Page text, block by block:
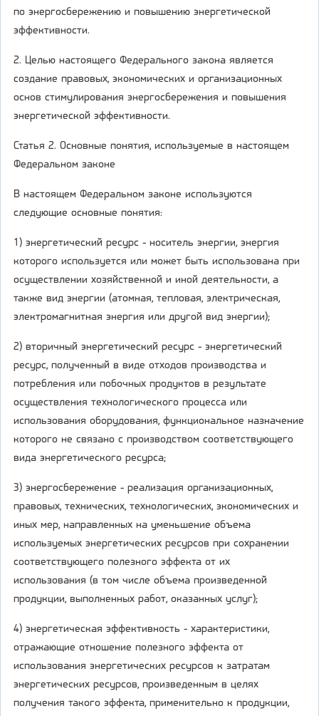
по энергосбережению и повышению энергетической
эффективности.
2. Целью настоящего Федерального закона является
создание правовых, экономических и организационных
основ стимулирования энергосбережения и повышения
энергетической эффективности.
Статья 2. Основные понятия, используемые в настоящем
Федеральном законе
В настоящем Федеральном законе используются
следующие основные понятия:
1) энергетический ресурс - носитель энергии, энергия
которого используется или может быть использована при
осуществлении хозяйственной и иной деятельности, а
также вид энергии (атомная, тепловая, электрическая,
электромагнитная энергия или другой вид энергии);
2) вторичный энергетический ресурс - энергетический
ресурс, полученный в виде отходов производства и
потребления или побочных продуктов в результате
осуществления технологического процесса или
использования оборудования, функциональное назначение
которого не связано с производством соответствующего
вида энергетического ресурса;
3) энергосбережение - реализация организационных,
правовых, технических, технологических, экономических и
иных мер, направленных на уменьшение объема
используемых энергетических ресурсов при сохранении
соответствующего полезного эффекта от их
использования (в том числе объема произведенной
продукции, выполненных работ, оказанных услуг);
4) энергетическая эффективность - характеристики,
отражающие отношение полезного эффекта от
использования энергетических ресурсов к затратам
энергетических ресурсов, произведенным в целях
получения такого эффекта, применительно к продукции,